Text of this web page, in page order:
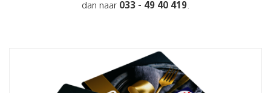
dan naar 033 - 49 40 419.